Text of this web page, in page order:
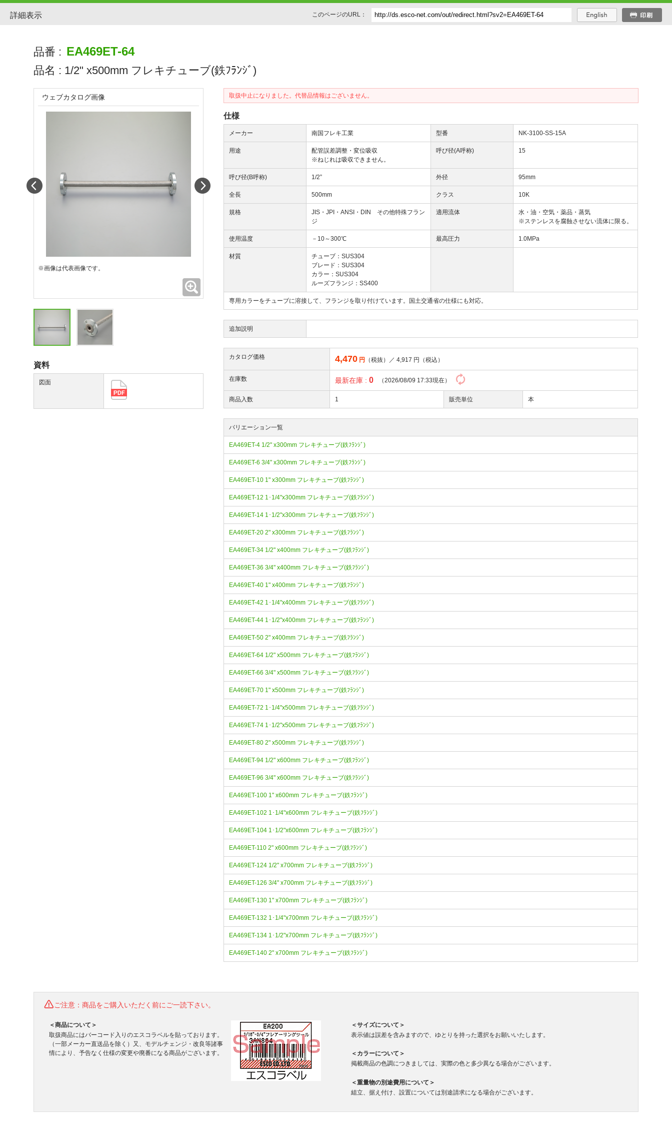
詳細表示 このページのURL：
品番 : EA469ET-64
品名 : 1/2" x500mm フレキチューブ(鉄ﾌﾗﾝｼﾞ)
取扱中止になりました。代替品情報はございません。
仕様
メーカー 南国フレキ工業 型番 NK-3100-SS-15A
用途
配管誤差調整・変位吸収
※ねじれは吸収できません。
呼び径(A呼称) 15
呼び径(B呼称) 1/2” 外径 95mm
全長 500mm クラス 10K
規格
JIS・JPI・ANSI・DIN その他特殊フラン
ジ
適用流体
水・油・空気・薬品・蒸気
※ステンレスを腐蝕させない流体に限る。
使用温度 －10～300℃ 最高圧力 1.0MPa
材質
チューブ：SUS304
ブレード：SUS304
カラー：SUS304
ルーズフランジ：SS400
専用カラーをチューブに溶接して、フランジを取り付けています。国土交通省の仕様にも対応。
追加説明
カタログ価格 4,470 円 （税抜）／4,917 円（税込）
在庫数 最新在庫 :0 （2026/08/09 17:33現在）
商品入数 1 販売単位 本
バリエーション一覧
EA469ET-4 1/2" x300mm フレキチューブ(鉄ﾌﾗﾝｼﾞ)
EA469ET-6 3/4" x300mm フレキチューブ(鉄ﾌﾗﾝｼﾞ)
EA469ET-10 1" x300mm フレキチューブ(鉄ﾌﾗﾝｼﾞ)
EA469ET-12 1･1/4"x300mm フレキチューブ(鉄ﾌﾗﾝｼﾞ)
EA469ET-14 1･1/2"x300mm フレキチューブ(鉄ﾌﾗﾝｼﾞ)
EA469ET-20 2" x300mm フレキチューブ(鉄ﾌﾗﾝｼﾞ)
EA469ET-34 1/2" x400mm フレキチューブ(鉄ﾌﾗﾝｼﾞ)
EA469ET-36 3/4" x400mm フレキチューブ(鉄ﾌﾗﾝｼﾞ)
EA469ET-40 1" x400mm フレキチューブ(鉄ﾌﾗﾝｼﾞ)
EA469ET-42 1･1/4"x400mm フレキチューブ(鉄ﾌﾗﾝｼﾞ)
EA469ET-44 1･1/2"x400mm フレキチューブ(鉄ﾌﾗﾝｼﾞ)
EA469ET-50 2" x400mm フレキチューブ(鉄ﾌﾗﾝｼﾞ)
EA469ET-64 1/2" x500mm フレキチューブ(鉄ﾌﾗﾝｼﾞ)
EA469ET-66 3/4" x500mm フレキチューブ(鉄ﾌﾗﾝｼﾞ)
EA469ET-70 1" x500mm フレキチューブ(鉄ﾌﾗﾝｼﾞ)
EA469ET-72 1･1/4"x500mm フレキチューブ(鉄ﾌﾗﾝｼﾞ)
EA469ET-74 1･1/2"x500mm フレキチューブ(鉄ﾌﾗﾝｼﾞ)
EA469ET-80 2" x500mm フレキチューブ(鉄ﾌﾗﾝｼﾞ)
EA469ET-94 1/2" x600mm フレキチューブ(鉄ﾌﾗﾝｼﾞ)
EA469ET-96 3/4" x600mm フレキチューブ(鉄ﾌﾗﾝｼﾞ)
EA469ET-100 1" x600mm フレキチューブ(鉄ﾌﾗﾝｼﾞ)
EA469ET-102 1･1/4"x600mm フレキチューブ(鉄ﾌﾗﾝｼﾞ)
EA469ET-104 1･1/2"x600mm フレキチューブ(鉄ﾌﾗﾝｼﾞ)
EA469ET-110 2" x600mm フレキチューブ(鉄ﾌﾗﾝｼﾞ)
EA469ET-124 1/2" x700mm フレキチューブ(鉄ﾌﾗﾝｼﾞ)
EA469ET-126 3/4" x700mm フレキチューブ(鉄ﾌﾗﾝｼﾞ)
EA469ET-130 1" x700mm フレキチューブ(鉄ﾌﾗﾝｼﾞ)
EA469ET-132 1･1/4"x700mm フレキチューブ(鉄ﾌﾗﾝｼﾞ)
EA469ET-134 1･1/2"x700mm フレキチューブ(鉄ﾌﾗﾝｼﾞ)
EA469ET-140 2" x700mm フレキチューブ(鉄ﾌﾗﾝｼﾞ)
ウェブカタログ画像
※画像は代表画像です。
資料
図面
ご注意：商品をご購入いただく前にご一読下さい。
＜商品について＞
取扱商品にはバーコード入りのエスコラベルを貼っております。
（一部メーカー直送品を除く）又、モデルチェンジ・改良等諸事
情により、予告なく仕様の変更や廃番になる商品がございます。
＜サイズについて＞
表示値は誤差を含みますので、ゆとりを持った選択をお願いいたします。
＜カラーについて＞
掲載商品の色調につきましては、実際の色と多少異なる場合がございます。
＜重量物の別途費用について＞
組立、据え付け、設置については別途請求になる場合がございます。